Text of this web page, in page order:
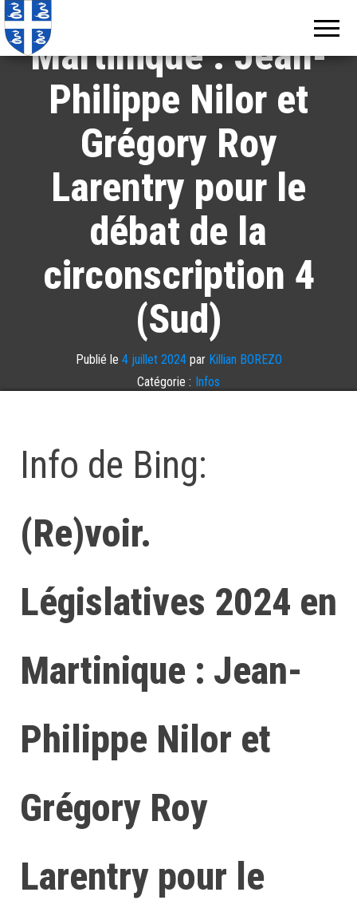
Législatives 2024 en
Martinique : Jean-
Philippe Nilor et
Grégory Roy
Larentry pour le
débat de la
circonscription 4
(Sud)
Publié le 4 juillet 2024par Killian BOREZO
Catégorie : Infos
Info de Bing:
(Re)voir.
Législatives 2024 en
Martinique : Jean-
Philippe Nilor et
Grégory Roy
Larentry pour le